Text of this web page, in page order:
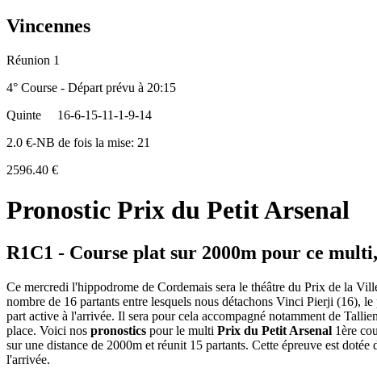
Vincennes
Réunion 1
4° Course - Départ prévu à 20:15
Quinte
16-6-15-11-1-9-14
2.0 €-NB de fois la mise: 21
2596.40 €
Pronostic Prix du Petit Arsenal
R1C1 - Course plat sur 2000m pour ce
Ce mercredi l'hippodrome de Cordemais sera le théâtre du Prix de la
nombre de 16 partants entre lesquels nous détachons Vinci Pierji (16),
part active à l'arrivée. Il sera pour cela accompagné notamment de
place. Voici nos pronostics pour le multi Prix du Petit Arsenal 1ère
sur une distance de 2000m et réunit 15 partants. Cette épreuve est
l'arrivée.